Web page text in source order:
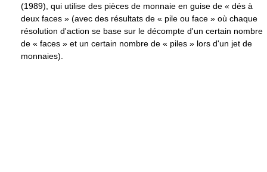
(1989), qui utilise des pièces de monnaie en guise de « dés à
deux faces » (avec des résultats de « pile ou face » où chaque
résolution d'action se base sur le décompte d'un certain nombre
de « faces » et un certain nombre de « piles » lors d'un jet de
monnaies).